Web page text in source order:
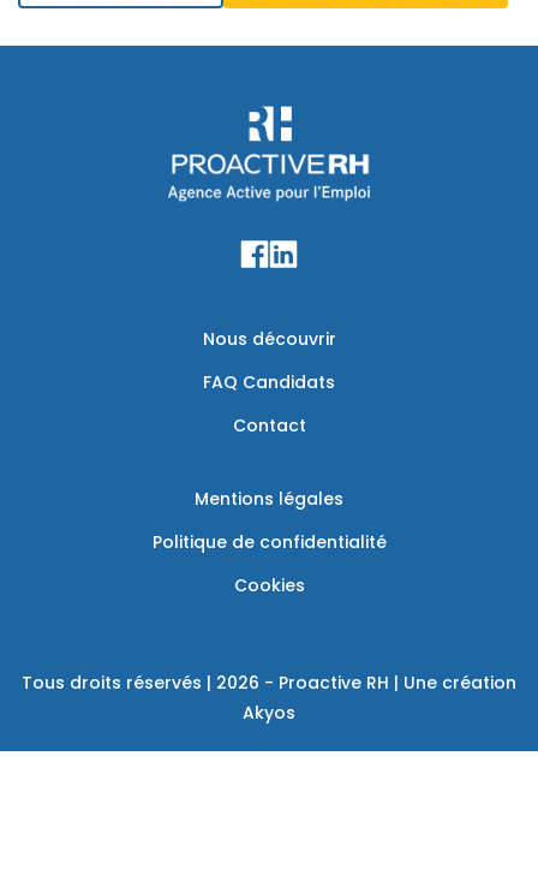
Nous découvrir
FAQ Candidats
Contact
Mentions légales
Politique de confidentialité
Cookies
Tous droits réservés | 2026 - Proactive RH | Une création
Akyos